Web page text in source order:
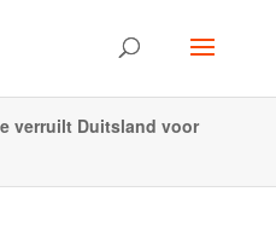
verruilt Duitsland voor